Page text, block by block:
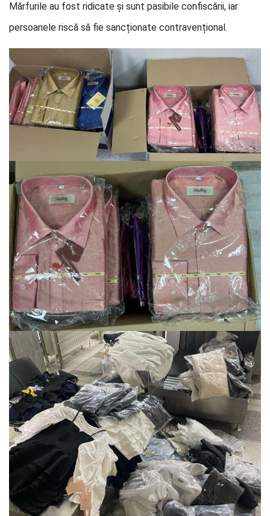
Mărfurile au fost ridicate şi sunt pasibile confiscării, iar
persoanele riscă să fie sancționate contravențional.